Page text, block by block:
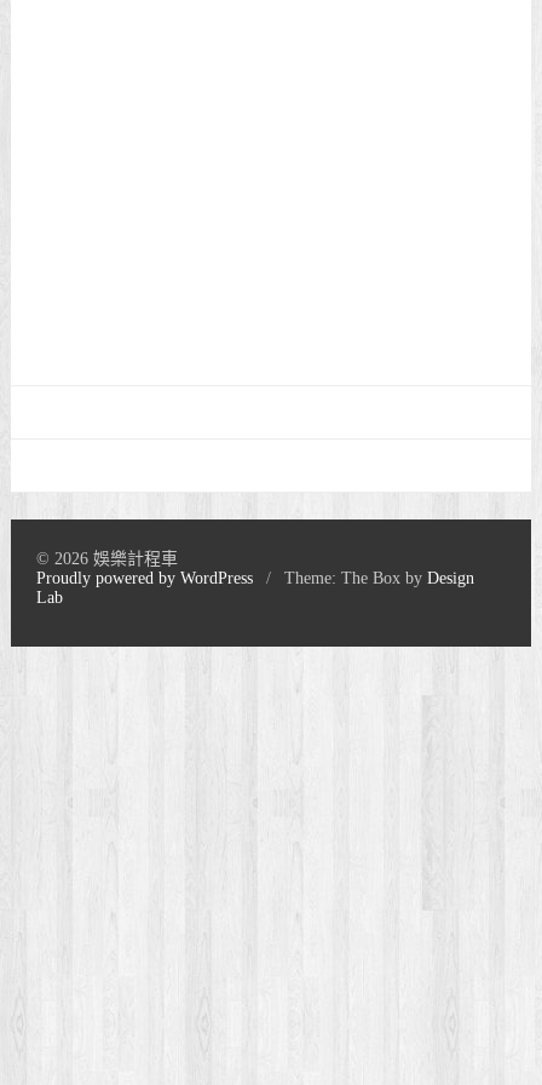
© 2026 娛樂計程車
Proudly powered by WordPress
/ Theme: The Box byDesign
Lab